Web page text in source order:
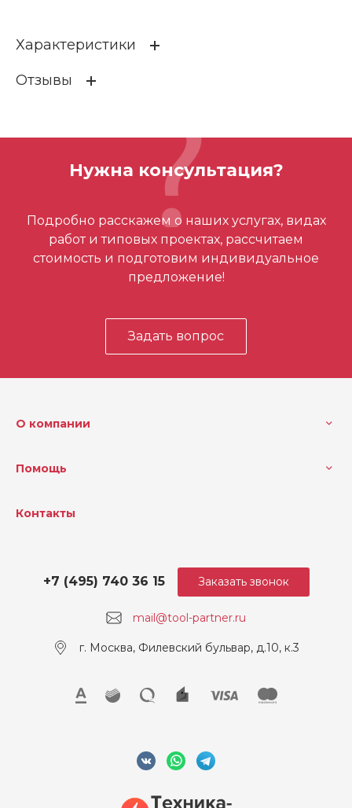
Характеристики
Бренд
устройство, Кейс
Напряжение (В) 18
Отзывы
Отзывов ещё нет – ваш может стать
первым
Нужна консультация?
Подробно расскажем о наших услугах, видах
работ и типовых проектах, рассчитаем
стоимость и подготовим индивидуальное
предложение!
Задать вопрос
О компании
Помощь
Контакты
mail@tool-partner.ru
+7 (495) 740 36 15
г. Москва, Филевский бульвар, д.10, к.3
Заказать звонок